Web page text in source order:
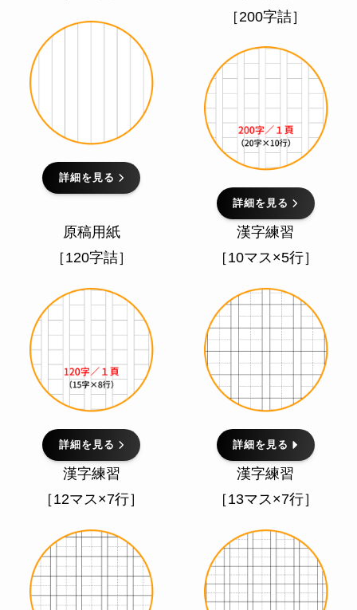
詳細を見る
［200字詰］
詳細を見る
原稿用紙
［120字詰］
詳細を見る
漢字練習
［10マス×5行］
詳細を見る
漢字練習
［12マス×7行］
漢字練習
［13マス×7行］